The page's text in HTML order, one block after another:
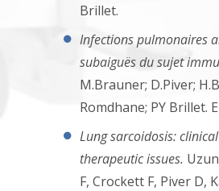
Brillet.
Infections pulmonaires
subaiguës du sujet
M.Brauner; D.Piver;
Romdhane; PY Brillet.
Lung sarcoidosis:
therapeutic issues.
F, Crockett F, Piver D,